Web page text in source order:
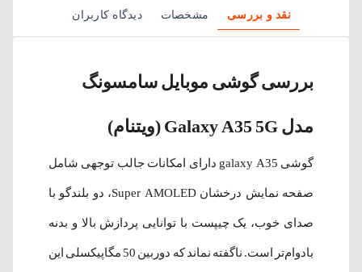
نقد و بررسی مشخصات دیدگاه کاربران
بررسی گوشی موبایل سامسونگ
مدل Galaxy A35 5G (ویتنام)
گوشی galaxy A35 دارای امکانات جالب توجهی شامل
صفحه نمایش درخشان Super AMOLED، دو بلندگو با
صدای خوب، یک چیپست با توانایی پردازش بالا و بدنه
بادوام‌تر است. ناگفته نماند که دوربین 50 مگاپیکسلی این